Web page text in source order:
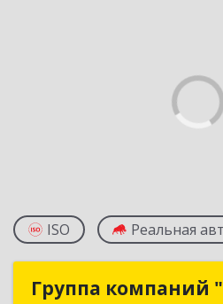
ISO Реальная
Группа компаний
Группа